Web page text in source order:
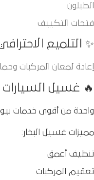
الطبلون
فتحات التكييف
✨ التلميع الاحترافي
إعادة لمعان المركبات
🔥 غسيل السيارات
واحدة من أقوى خدمات
مميزات غسيل البخار:
تنظيف أعمق
تعقيم المركبات